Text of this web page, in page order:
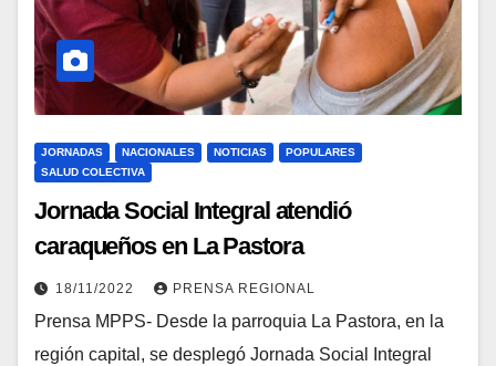
JORNADAS NACIONALES NOTICIAS
POPULARES
SALUD COLECTIVA
Jornada Social Integral atendió
caraqueños en La Pastora
18/11/2022 PRENSA REGIONAL
Prensa MPPS- Desde la parroquia La Pastora, en la
región capital, se desplegó Jornada Social Integral